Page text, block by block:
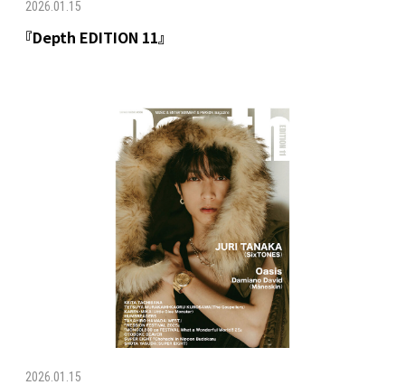
2026.01.15
『Depth EDITION 11』
2026.01.15